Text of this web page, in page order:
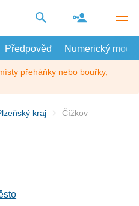
Předpověď Numerický model
přeháňky nebo bouřky,
kraj Čížkov